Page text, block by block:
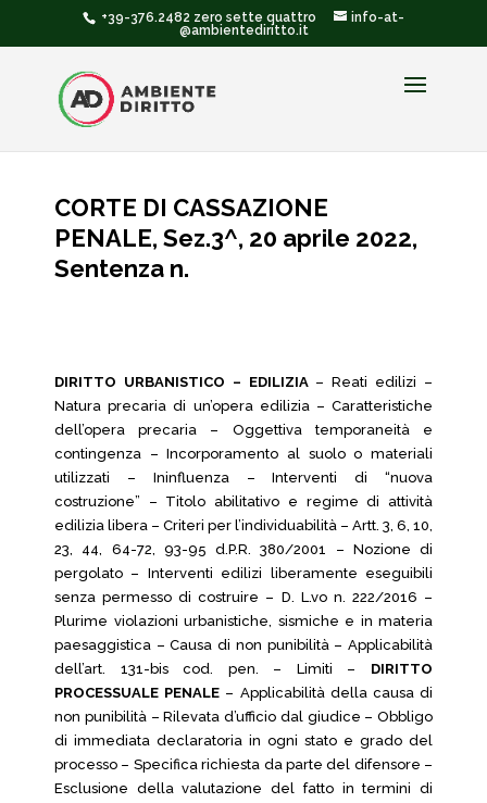
+39-376.2482 zero sette quattro
info-at-
@ambientediritto.it
CORTE DI CASSAZIONE
PENALE, Sez.3^, 20 aprile 2022,
Sentenza n.
DIRITTO URBANISTICO – EDILIZIA– Reati edilizi –
Natura precaria di un’opera edilizia – Caratteristiche
dell’opera precaria – Oggettiva temporaneità e
contingenza – Incorporamento al suolo o materiali
utilizzati – Ininfluenza – Interventi di “nuova
costruzione” – Titolo abilitativo e regime di attività
edilizia libera – Criteri per l’individuabilità – Artt. 3, 6, 10,
23, 44, 64-72, 93-95 d.P.R. 380/2001 – Nozione di
pergolato – Interventi edilizi liberamente eseguibili
senza permesso di costruire – D. L.vo n. 222/2016 –
Plurime violazioni urbanistiche, sismiche e in materia
paesaggistica – Causa di non punibilità – Applicabilità
dell’art. 131-bis cod. pen. – Limiti – DIRITTO
PROCESSUALE PENALE – Applicabilità della causa di
non punibilità – Rilevata d’ufficio dal giudice – Obbligo
di immediata declaratoria in ogni stato e grado del
processo – Specifica richiesta da parte del difensore –
Esclusione della valutazione del fatto in termini di